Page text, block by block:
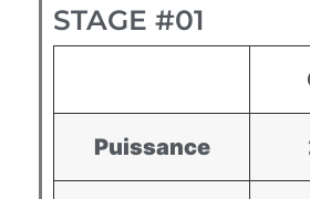
STAGE #01
Puissance